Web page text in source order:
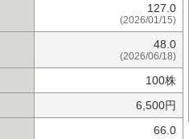
127.0
(2026/01/15)
48.0
(2026/06/18)
100株
6,500円
66.0